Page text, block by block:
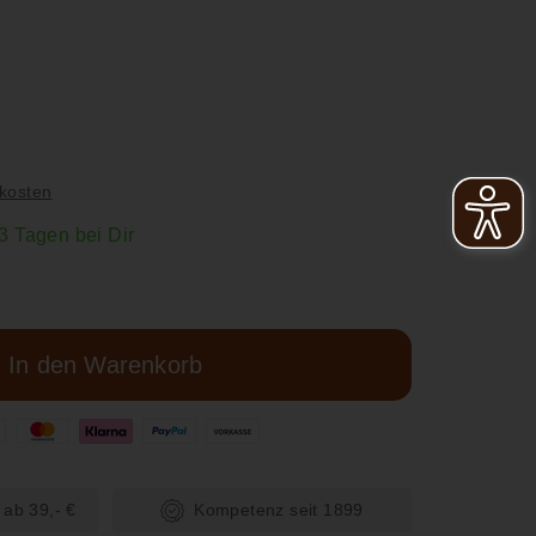
Tagen bei Dir
In den Warenkorb
39,- € Kompetenz seit 1899